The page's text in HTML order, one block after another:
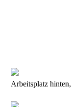
Arbeitsplatz